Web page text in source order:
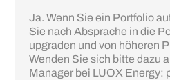
Ja. Wenn Sie ein Portfolio
Sie nach Absprache in die
upgraden und von höheren
Wenden Sie sich bitte dazu
Manager bei LUOX Energy: